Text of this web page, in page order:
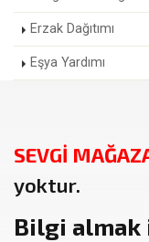
Erzak Dağıtımı
Eşya Yardımı
SEVGİ
yoktur.
Bilgi almak